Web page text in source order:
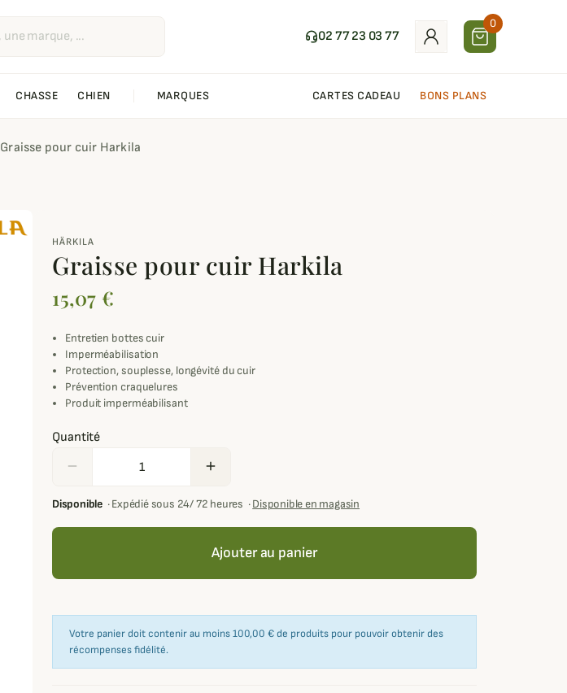
02 77 23 03 77
0
CHASSE CHIEN MARQUES CARTES CADEAU BONS PLANS
Graisse pour cuir Harkila
HÄRKILA
Graisse pour cuir Harkila
15,07 €
Entretien bottes cuir
Imperméabilisation
Protection, souplesse, longévité du cuir
Prévention craquelures
Produit imperméabilisant
Quantité
remove add
Disponible ·Expédié sous 24/ 72 heures ·Disponible en magasin
Ajouter au panier
Votre panier doit contenir au moins 100,00 € de produits pour pouvoir obtenir des
récompenses fidélité.